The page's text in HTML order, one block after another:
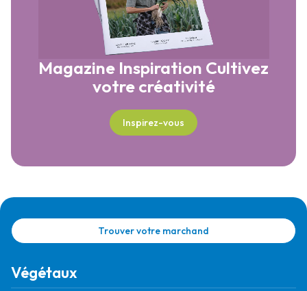
Magazine Inspiration Cultivez
votre créativité
Inspirez-vous
Trouver votre marchand
Végétaux